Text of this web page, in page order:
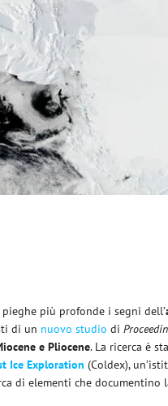
più profonde i segni dell’
di un nuovo studio di
e Pliocene. La ricerca è
Ice Exploration (Coldex),
di elementi che